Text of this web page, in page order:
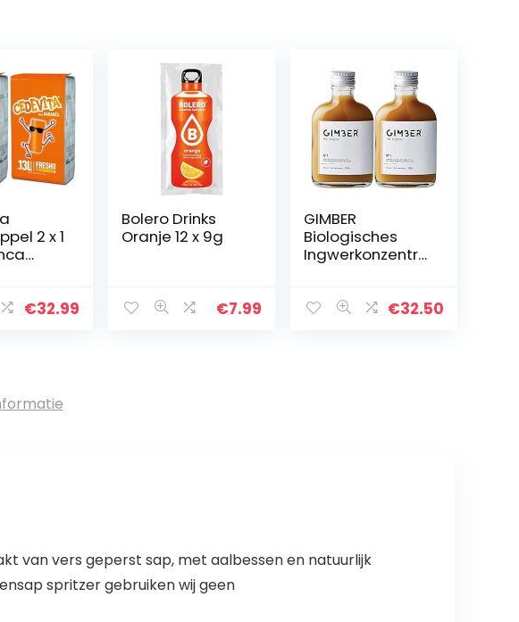
2 x 1
€32.99
Bolero Drinks
Oranje 12 x 9g
€7.99
GIMBER
Biologisches
Ingwerkonzentra
Alkoholfreies
€32.50
van vers geperst sap, met aalbessen en natuurlijk
spritzer gebruiken wij geen